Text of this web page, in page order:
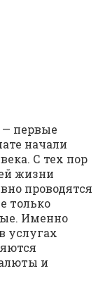
— первые
начали
С тех пор
жизни
проводятся
только
Именно
услугах
и